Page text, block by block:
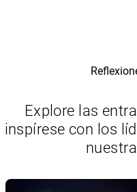
Explore las
inspírese con los